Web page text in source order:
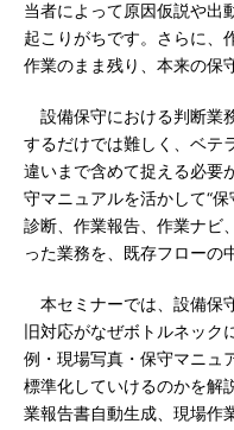
当者によって原因仮説や出
起こりがちです。さらに、
作業のまま残り、本来の保
設備保守における判断業
するだけでは難しく、ベテ
違いまで含めて捉える必要
守マニュアルを活かして“
診断、作業報告、作業ナビ
った業務を、既存フローの
本セミナーでは、設備保
旧対応がなぜボトルネッ
例・現場写真・保守マニュ
標準化していけるのかを解
業報告書自動生成、現場作